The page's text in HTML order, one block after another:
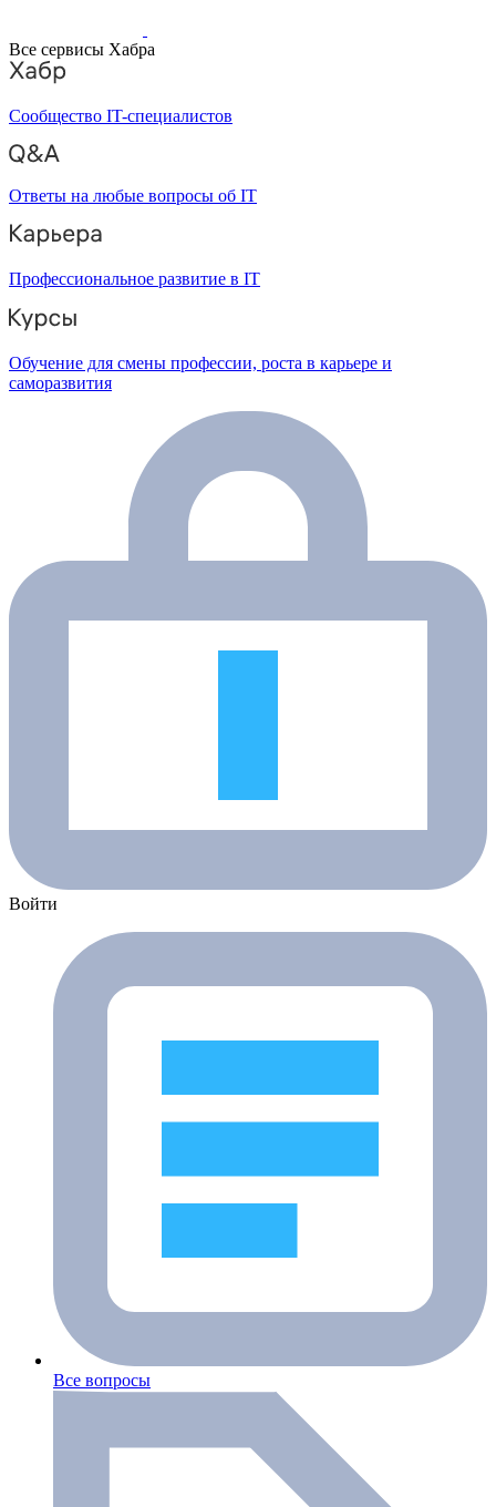
Все сервисы Хабра
Сообщество IT-специалистов
Ответы на любые вопросы об IT
Профессиональное развитие в IT
Обучение для смены профессии, роста в карьере и
саморазвития
Войти
Все вопросы